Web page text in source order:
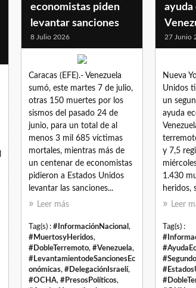
economistas piden
levantar sanciones
8 Julio 2026
Caracas (EFE).- Venezuela
sumó, este martes 7 de julio,
otras 150 muertes por los
sismos del pasado 24 de
junio, para un total de al
menos 3 mil 685 víctimas
mortales, mientras más de
un centenar de economistas
pidieron a Estados Unidos
levantar las sanciones...
Leer más
Tag(s) : #InformaciónNacional ,
#MuertosyHeridos,
#DobleTerremoto, #Venezuela,
#LevantamientodeSancionesEc
onómicas, #DelegaciónIsraelí,
#OCHA, #PresosPolíticos,
ayuda
27 Junio
Nueva
Unidos
un
ayuda
y 7,5
1.430
heridos,
Leer
Tag(s) :